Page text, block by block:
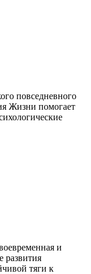
повседневного
Жизни помогает
и
развития
тяги к